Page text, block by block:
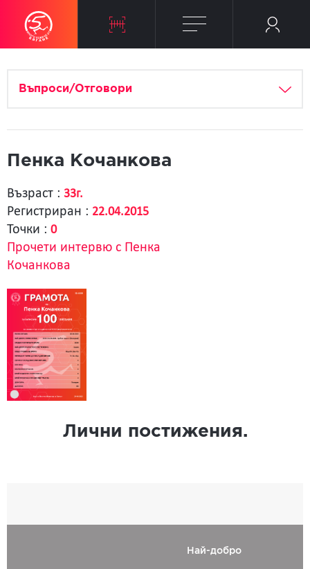
Въпроси/Отговори
Пенка Кочанкова
Възраст : 33г.
Регистриран : 22.04.2015
Точки : 0
Прочети интервю с Пенка
Кочанкова
Лични постижения.
Най-добро